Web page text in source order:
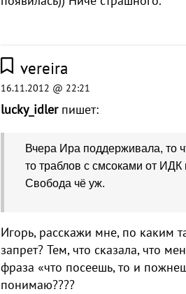
vereira
16.11.2012 @ 22:21
lucky_idlerпишет:
Вчера Ира поддерживала, то
то траблов с смсоками от
Свобода чё уж.
Игорь, расскажи мне, по каким
запрет? Тем, что сказала, что
фраза «что посеешь, то и
понимаю????